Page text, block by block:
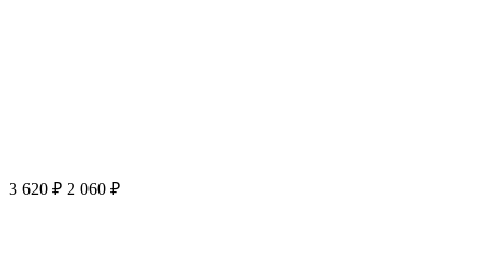
3 620 ₽ 2 060 ₽